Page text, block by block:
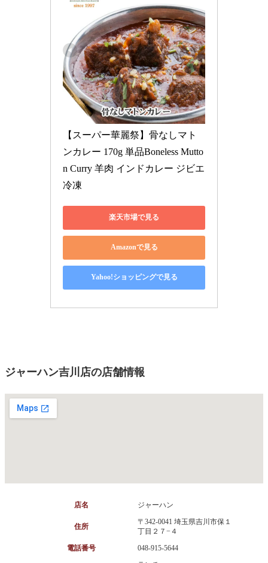
【スーパー華麗祭】骨なしマト
ンカレー 170g 単品Boneless Mutto
n Curry 羊肉 インドカレー ジビエ
冷凍
楽天市場で見る
Amazonで見る
Yahoo!ショッピングで見る
ジャーハン吉川店の店舗情報
店名 ジャーハン
住所
〒342-0041 埼玉県吉川市保１
丁目２７−４
電話番号
048-915-5644